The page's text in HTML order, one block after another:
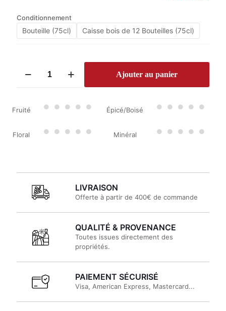
Conditionnement
Bouteille (75cl) Caisse bois de 12 Bouteilles (75cl)
Marbuzet
2021
Ajouter au panier
Fruité Épicé/Boisé
Floral Minéral
LIVRAISON
Offerte à partir de 400€ de commande
QUALITÉ & PROVENANCE
Toutes issues directement des
propriétés.
PAIEMENT SÉCURISÉ
Visa, American Express, Mastercard...